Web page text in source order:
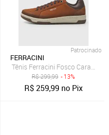
Marrom
Patrocinado
FERRACINI
Tênis Ferracini Fosco Caramelo
R$299,99 - 13%
R$259,99 no Pix